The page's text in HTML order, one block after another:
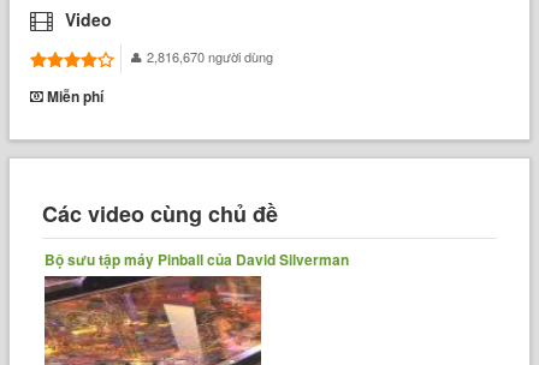
Video
2,816,670 người dùng
Miễn phí
Các video cùng chủ đề
Bộ sưu tập máy Pinball của David Silverman